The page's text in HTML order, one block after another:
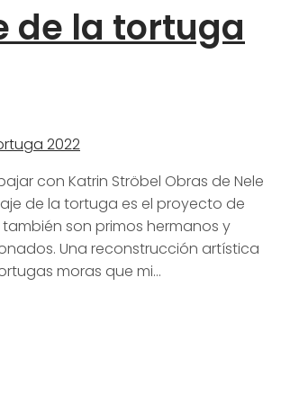
de la tortuga
con Katrin Ströbel Obras de Nele
de la tortuga es el proyecto de
son primos hermanos y
Una reconstrucción artística
moras que mi…